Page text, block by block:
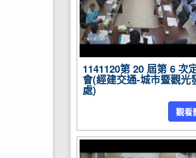
1141120第 20 屆第 6 次
會(經建交通-城市暨觀光
處)
觀看